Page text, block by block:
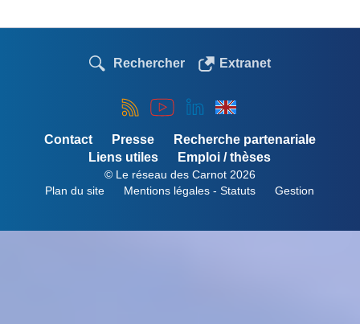
Rechercher Extranet
Contact Presse
Recherche partenariale
Liens utiles
Emploi / thèses
© Le réseau des Carnot 2026
Menu
Plan du site Mentions légales - Statuts Gestion